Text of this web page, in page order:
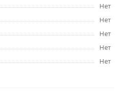
Нет
Нет
Нет
Нет
Нет